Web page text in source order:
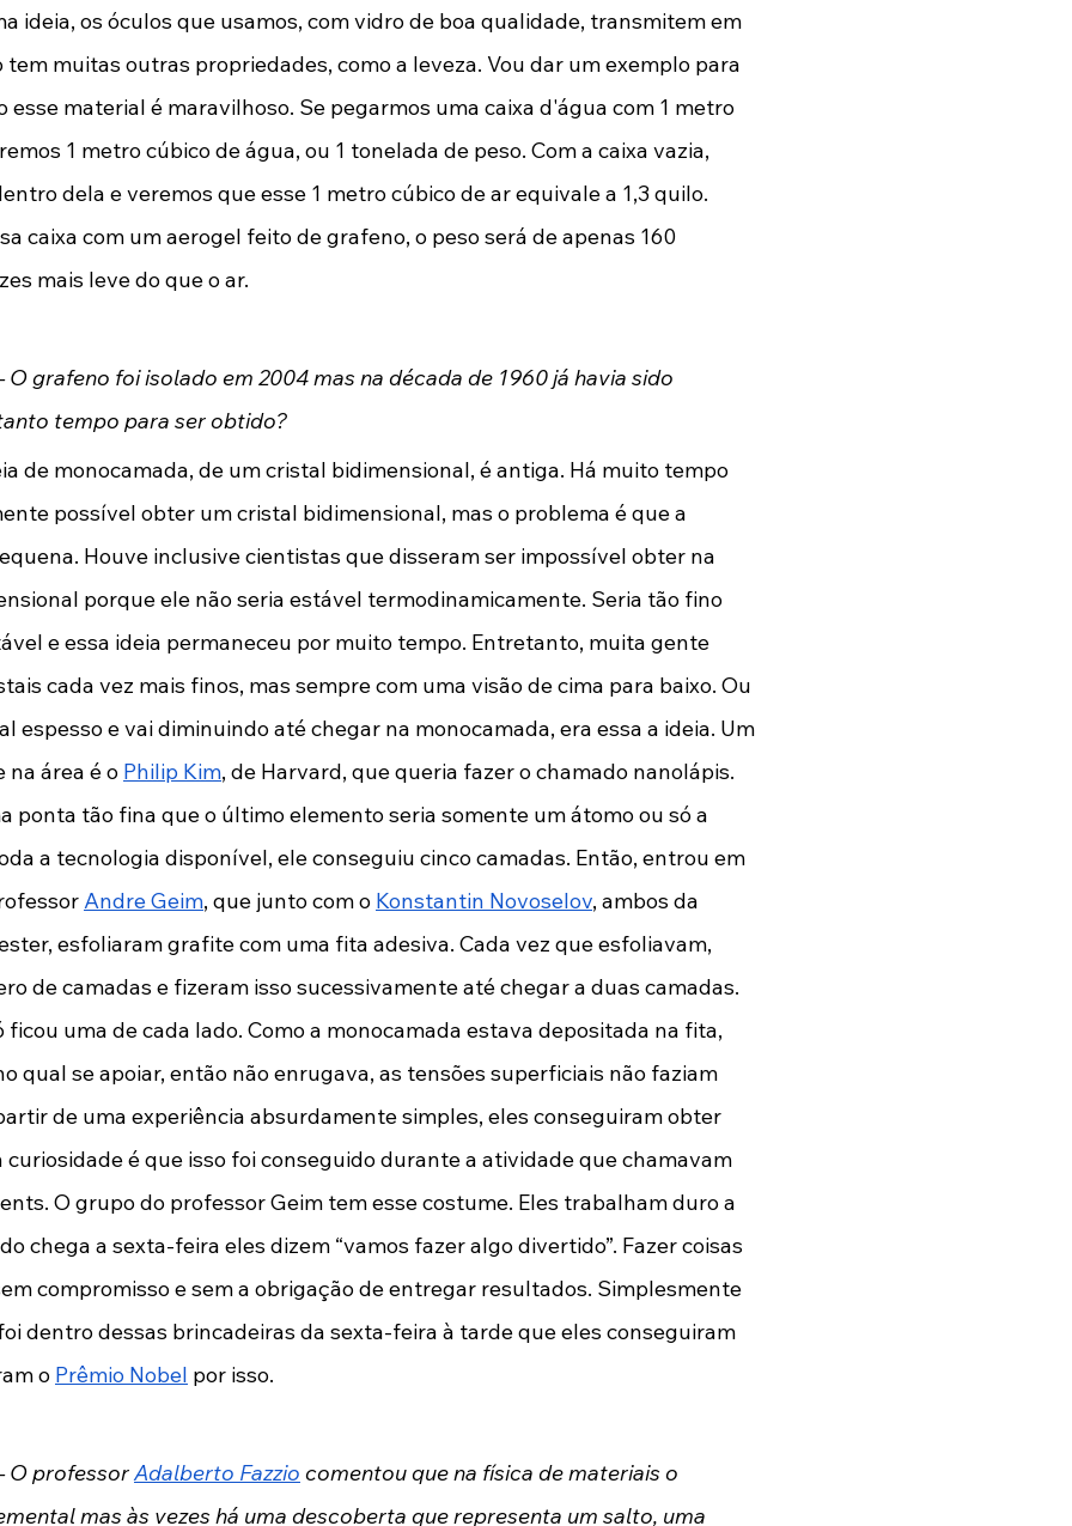
ideia, os óculos que usamos, com vidro de boa qualidade, transmitem em
tem muitas outras propriedades, como a leveza. Vou dar um exemplo para
esse material é maravilhoso. Se pegarmos uma caixa d'água com 1 metro
1 metro cúbico de água, ou 1 tonelada de peso. Com a caixa vazia,
dela e veremos que esse 1 metro cúbico de ar equivale a 1,3 quilo.
caixa com um aerogel feito de grafeno, o peso será de apenas 160
mais leve do que o ar.
O grafeno foi isolado em 2004 mas na década de 1960 já havia sido
tempo para ser obtido?
de monocamada, de um cristal bidimensional, é antiga. Há muito tempo
possível obter um cristal bidimensional, mas o problema é que a
Houve inclusive cientistas que disseram ser impossível obter na
porque ele não seria estável termodinamicamente. Seria tão fino
e essa ideia permaneceu por muito tempo. Entretanto, muita gente
cada vez mais finos, mas sempre com uma visão de cima para baixo. Ou
espesso e vai diminuindo até chegar na monocamada, era essa a ideia. Um
área é o Philip Kim, de Harvard, que queria fazer o chamado nanolápis.
ponta tão fina que o último elemento seria somente um átomo ou só a
a tecnologia disponível, ele conseguiu cinco camadas. Então, entrou em
Andre Geim, que junto com o Konstantin Novoselov, ambos da
esfoliaram grafite com uma fita adesiva. Cada vez que esfoliavam,
de camadas e fizeram isso sucessivamente até chegar a duas camadas.
ficou uma de cada lado. Como a monocamada estava depositada na fita,
qual se apoiar, então não enrugava, as tensões superficiais não faziam
de uma experiência absurdamente simples, eles conseguiram obter
é que isso foi conseguido durante a atividade que chamavam
O grupo do professor Geim tem esse costume. Eles trabalham duro a
chega a sexta-feira eles dizem “vamos fazer algo divertido”. Fazer coisas
compromisso e sem a obrigação de entregar resultados. Simplesmente
dentro dessas brincadeiras da sexta-feira à tarde que eles conseguiram
o Prêmio Nobel por isso.
O professor Adalberto Fazzio comentou que na física de materiais o
mas às vezes há uma descoberta que representa um salto, uma